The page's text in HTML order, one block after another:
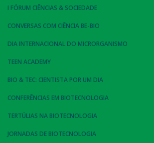
I FÓRUM CIÊNCIAS & SOCIEDADE
CONVERSAS COM CIÊNCIA BE-BIO
DIA INTERNACIONAL DO MICRORGANISMO
TEEN ACADEMY
BIO & TEC: CIENTISTA POR UM DIA
CONFERÊNCIAS EM BIOTECNOLOGIA
TERTÚLIAS NA BIOTECNOLOGIA
JORNADAS DE BIOTECNOLOGIA